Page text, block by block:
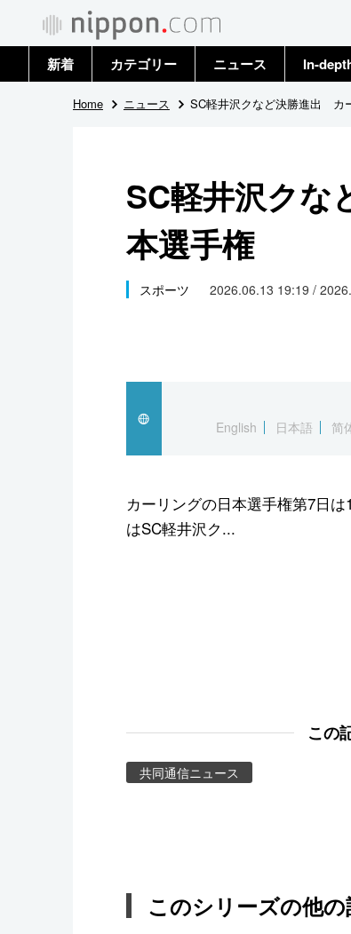
新着 カテゴリー
政治・外交
国際
社会
文化
スポーツ・東京2020
ニュース
トップ
In-
Home ニュース SC軽井沢クなど決勝進出 カ
SC軽井沢ク
本選手権
スポーツ 2026.06.13 19:19 /
English
日本語 简
カーリングの日本選手権第7日
はSC軽井沢ク...
この
共同通信ニュース
このシリーズの他